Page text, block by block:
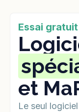
Essai gratuit
et
Le seul